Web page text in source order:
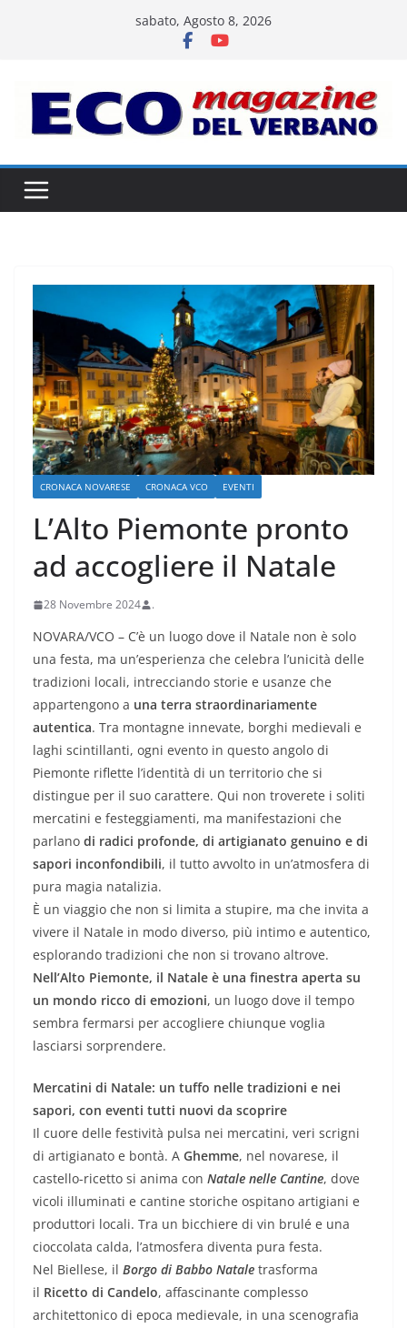
sabato, Agosto 8, 2026
CRONACA NOVARESE CRONACA VCO EVENTI
L’Alto Piemonte pronto
ad accogliere il Natale
28 Novembre 2024 .
NOVARA/VCO – C’è un luogo dove il Natale non è solo
una festa, ma un’esperienza che celebra l’unicità delle
tradizioni locali, intrecciando storie e usanze che
appartengono a una terra straordinariamente
autentica. Tra montagne innevate, borghi medievali e
laghi scintillanti, ogni evento in questo angolo di
Piemonte riflette l’identità di un territorio che si
distingue per il suo carattere. Qui non troverete i soliti
mercatini e festeggiamenti, ma manifestazioni che
parlano di radici profonde, di artigianato genuino e di
sapori inconfondibili, il tutto avvolto in un’atmosfera di
pura magia natalizia.
È un viaggio che non si limita a stupire, ma che invita a
vivere il Natale in modo diverso, più intimo e autentico,
esplorando tradizioni che non si trovano altrove.
Nell’Alto Piemonte, il Natale è una finestra aperta su
un mondo ricco di emozioni, un luogo dove il tempo
sembra fermarsi per accogliere chiunque voglia
lasciarsi sorprendere.
Mercatini di Natale: un tuffo nelle tradizioni e nei
sapori, con eventi tutti nuovi da scoprire
Il cuore delle festività pulsa nei mercatini, veri scrigni
di artigianato e bontà. A Ghemme, nel novarese, il
castello-ricetto si anima con Natale nelle Cantine, dove
vicoli illuminati e cantine storiche ospitano artigiani e
produttori locali. Tra un bicchiere di vin brulé e una
cioccolata calda, l’atmosfera diventa pura festa.
Nel Biellese, il Borgo di Babbo Natale trasforma
il Ricetto di Candelo, affascinante complesso
architettonico di epoca medievale, in una scenografia